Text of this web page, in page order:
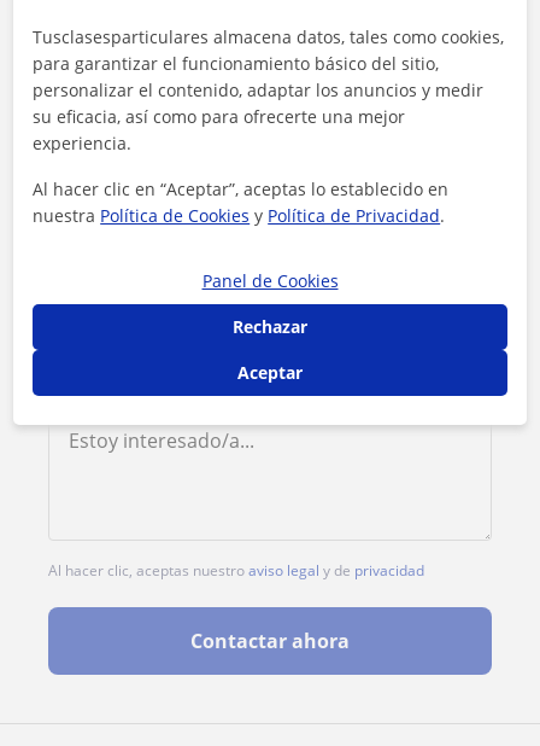
Contacta con Almudena
Tarifa 15 €/h
1ª clase gratis
Al hacer clic, aceptas nuestroaviso legal y de privacidad
Contactar ahora
Tusclasesparticulares almacena datos, tales como cookies,
para garantizar el funcionamiento básico del sitio,
personalizar el contenido, adaptar los anuncios y medir
su eficacia, así como para ofrecerte una mejor
experiencia.
Al hacer clic en “Aceptar”, aceptas lo establecido en
nuestra Política de Cookies y Política de Privacidad.
Panel de Cookies
Rechazar
Aceptar